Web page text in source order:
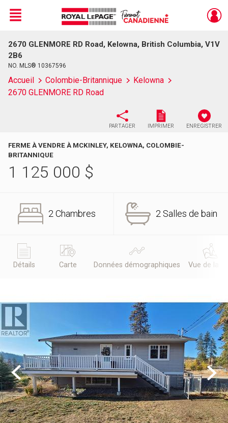
Live
En Direct
Menu
2670 GLENMORE RD Road, Kelowna, British Columbia, V1V
2B6
NO. MLS® 10367596
Accueil Colombie-Britannique
Kelowna
2670 GLENMORE RD Road
PARTAGER IMPRIMER ENREGISTRER
FERME À VENDRE À MCKINLEY, KELOWNA, COLOMBIE-
BRITANNIQUE
1 125 000 $
2 Chambres 2 Salles de bain
Détails Carte Données démographiques Vue de la
Previous Next